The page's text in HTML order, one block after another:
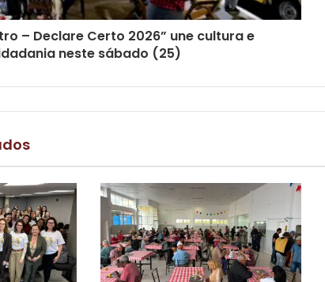
– Declare Certo 2026” une cultura e
neste sábado (25)